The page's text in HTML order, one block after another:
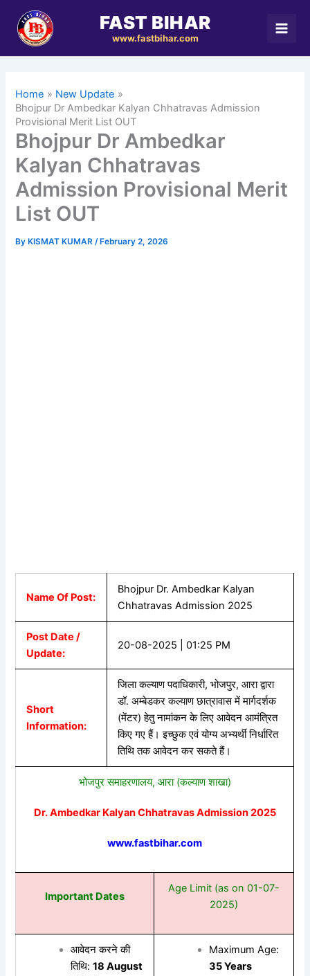
content
FAST BIHAR
www.fastbihar.com
Home
New Update
Bhojpur Dr Ambedkar Kalyan Chhatravas Admission
Provisional Merit List OUT
Bhojpur Dr Ambedkar
Kalyan Chhatravas
Admission Provisional Merit
List OUT
By KISMAT KUMAR/ February 2, 2026
Name Of Post:
Bhojpur Dr. Ambedkar Kalyan
Chhatravas Admission 2025
Post Date /
Update:
20-08-2025 | 01:25 PM
Short
Information:
जिला कल्याण पदाधिकारी, भोजपुर, आरा द्वारा
डॉ. अम्बेडकर कल्याण छात्रावास में मार्गदर्शक
(मेंटर) हेतु नामांकन के लिए आवेदन आमंत्रित
किए गए हैं। इच्छुक एवं योग्य अभ्यर्थी निर्धारित
तिथि तक आवेदन कर सकते हैं।
भोजपुर समाहरणालय, आरा (कल्याण शाखा)
Dr. Ambedkar Kalyan Chhatravas Admission 2025
www.fastbihar.com
Important Dates
Age Limit (as on 01-07-
2025)
आवेदन करने की
तिथि: 18 August
Maximum Age:
35 Years